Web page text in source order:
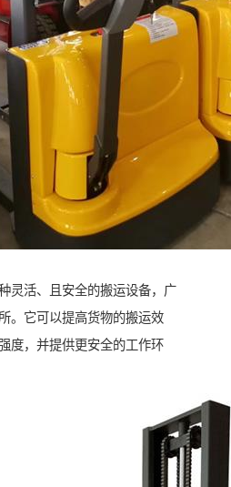
灵活、且安全的搬运设备，广
。它可以提高货物的搬运效
度，并提供更安全的工作环